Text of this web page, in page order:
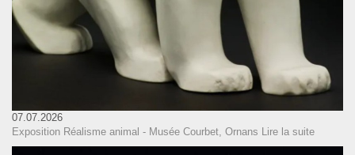
07.07.2026
Exposition Réalisme animal - Musée Courbet, Ornans Lire la suite